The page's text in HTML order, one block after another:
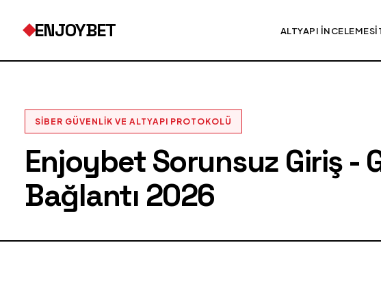
ENJOYBET ALTYAPI İNCELEMESI
SIBER GÜVENLIK VE ALTYAPI PROTOKOLÜ
Enjoybet Sorunsuz Giriş -
Bağlantı 2026